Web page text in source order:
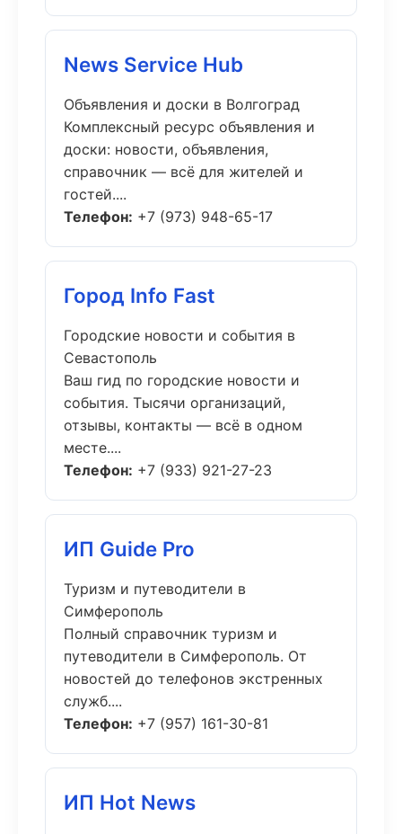
News Service Hub
Объявления и доски в Волгоград
Комплексный ресурс объявления и
доски: новости, объявления,
справочник — всё для жителей и
гостей....
Телефон: +7 (973) 948-65-17
Город Info Fast
Городские новости и события в
Севастополь
Ваш гид по городские новости и
события. Тысячи организаций,
отзывы, контакты — всё в одном
месте....
Телефон: +7 (933) 921-27-23
ИП Guide Pro
Туризм и путеводители в
Симферополь
Полный справочник туризм и
путеводители в Симферополь. От
новостей до телефонов экстренных
служб....
Телефон: +7 (957) 161-30-81
ИП Hot News